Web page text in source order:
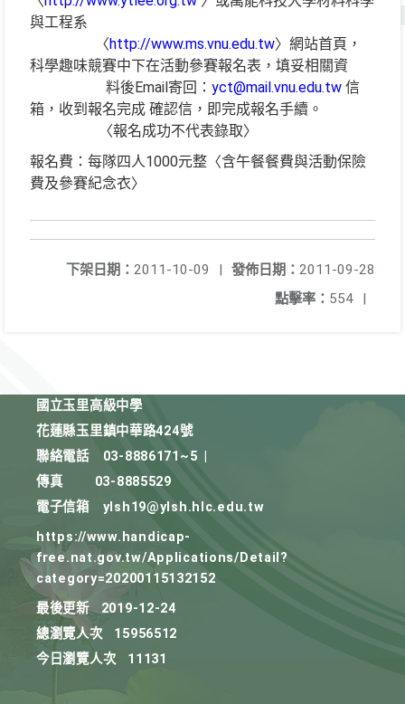
與工程系
〈http://www.ms.vnu.edu.tw〉網站首頁，
科學趣味競賽中下在活動參賽報名表，填妥相關資
料後Email寄回： yct@mail.vnu.edu.tw 信
箱，收到報名完成 確認信，即完成報名手續。
〈報名成功不代表錄取〉
報名費：每隊四人1000元整〈含午餐餐費與活動保險
費及參賽紀念衣〉
發佈日期： 2011-09-28
下架日期： 2011-10-09
|
點擊率： 554 |
國立玉里高級中學
花蓮縣玉里鎮中華路424號
聯絡電話
03-8886171~5
傳真
03-8885529
電子信箱
ylsh19@ylsh.hlc.edu.tw
https://www.handicap-
free.nat.gov.tw/Applications/Detail?
category=20200115132152
最後更新
2019-12-24
總瀏覽人次
15956512
今日瀏覽人次
11131